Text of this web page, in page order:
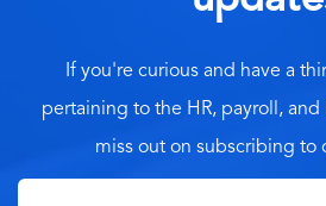
If you're curious and have a
pertaining to the HR, payroll, and
miss out on subscribing to